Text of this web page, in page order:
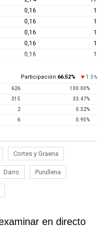
0,16 1
0,16 1
0,16 1
0,16 1
0,16 1
Participación 66.52% 1.5 %
626 100.00%
315 33.47%
2 0.32%
6 0.95%
Cortes y Graena
Darro Purullena
en directo